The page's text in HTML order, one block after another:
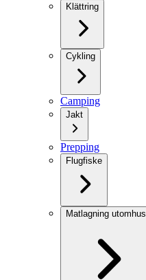
Klättring
Cykling
Camping
Jakt
Prepping
Flugfiske
Matlagning utomhus